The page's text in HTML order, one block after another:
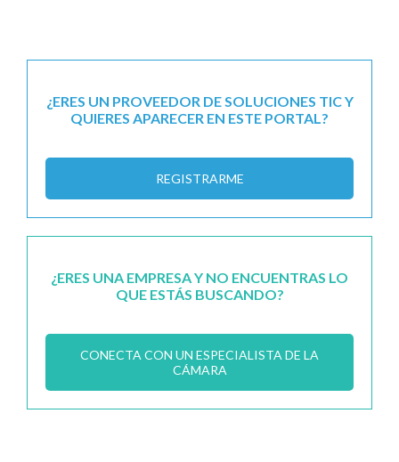
¿ERES UN PROVEEDOR DE SOLUCIONES TIC Y
QUIERES APARECER EN ESTE PORTAL?
REGISTRARME
¿ERES UNA EMPRESA Y NO ENCUENTRAS LO
QUE ESTÁS BUSCANDO?
CONECTA CON UN ESPECIALISTA DE LA
CÁMARA